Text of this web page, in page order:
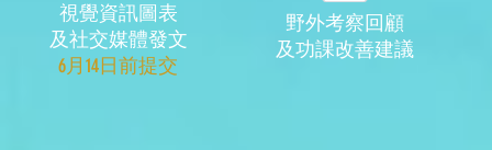
視覺資訊圖表
及社交媒體發文
​6月14日前提交
野外考察回顧
及功課改善建議